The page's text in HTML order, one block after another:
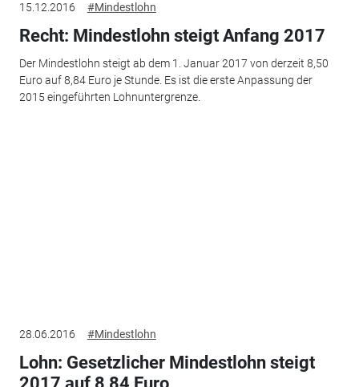
15.12.2016 #Mindestlohn
Recht: Mindestlohn steigt Anfang 2017
Der Mindestlohn steigt ab dem 1. Januar 2017 von derzeit 8,50
Euro auf 8,84 Euro je Stunde. Es ist die erste Anpassung der
2015 eingeführten Lohnuntergrenze.
28.06.2016 #Mindestlohn
Lohn: Gesetzlicher Mindestlohn steigt